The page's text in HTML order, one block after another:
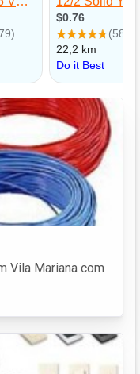
Vila Mariana com